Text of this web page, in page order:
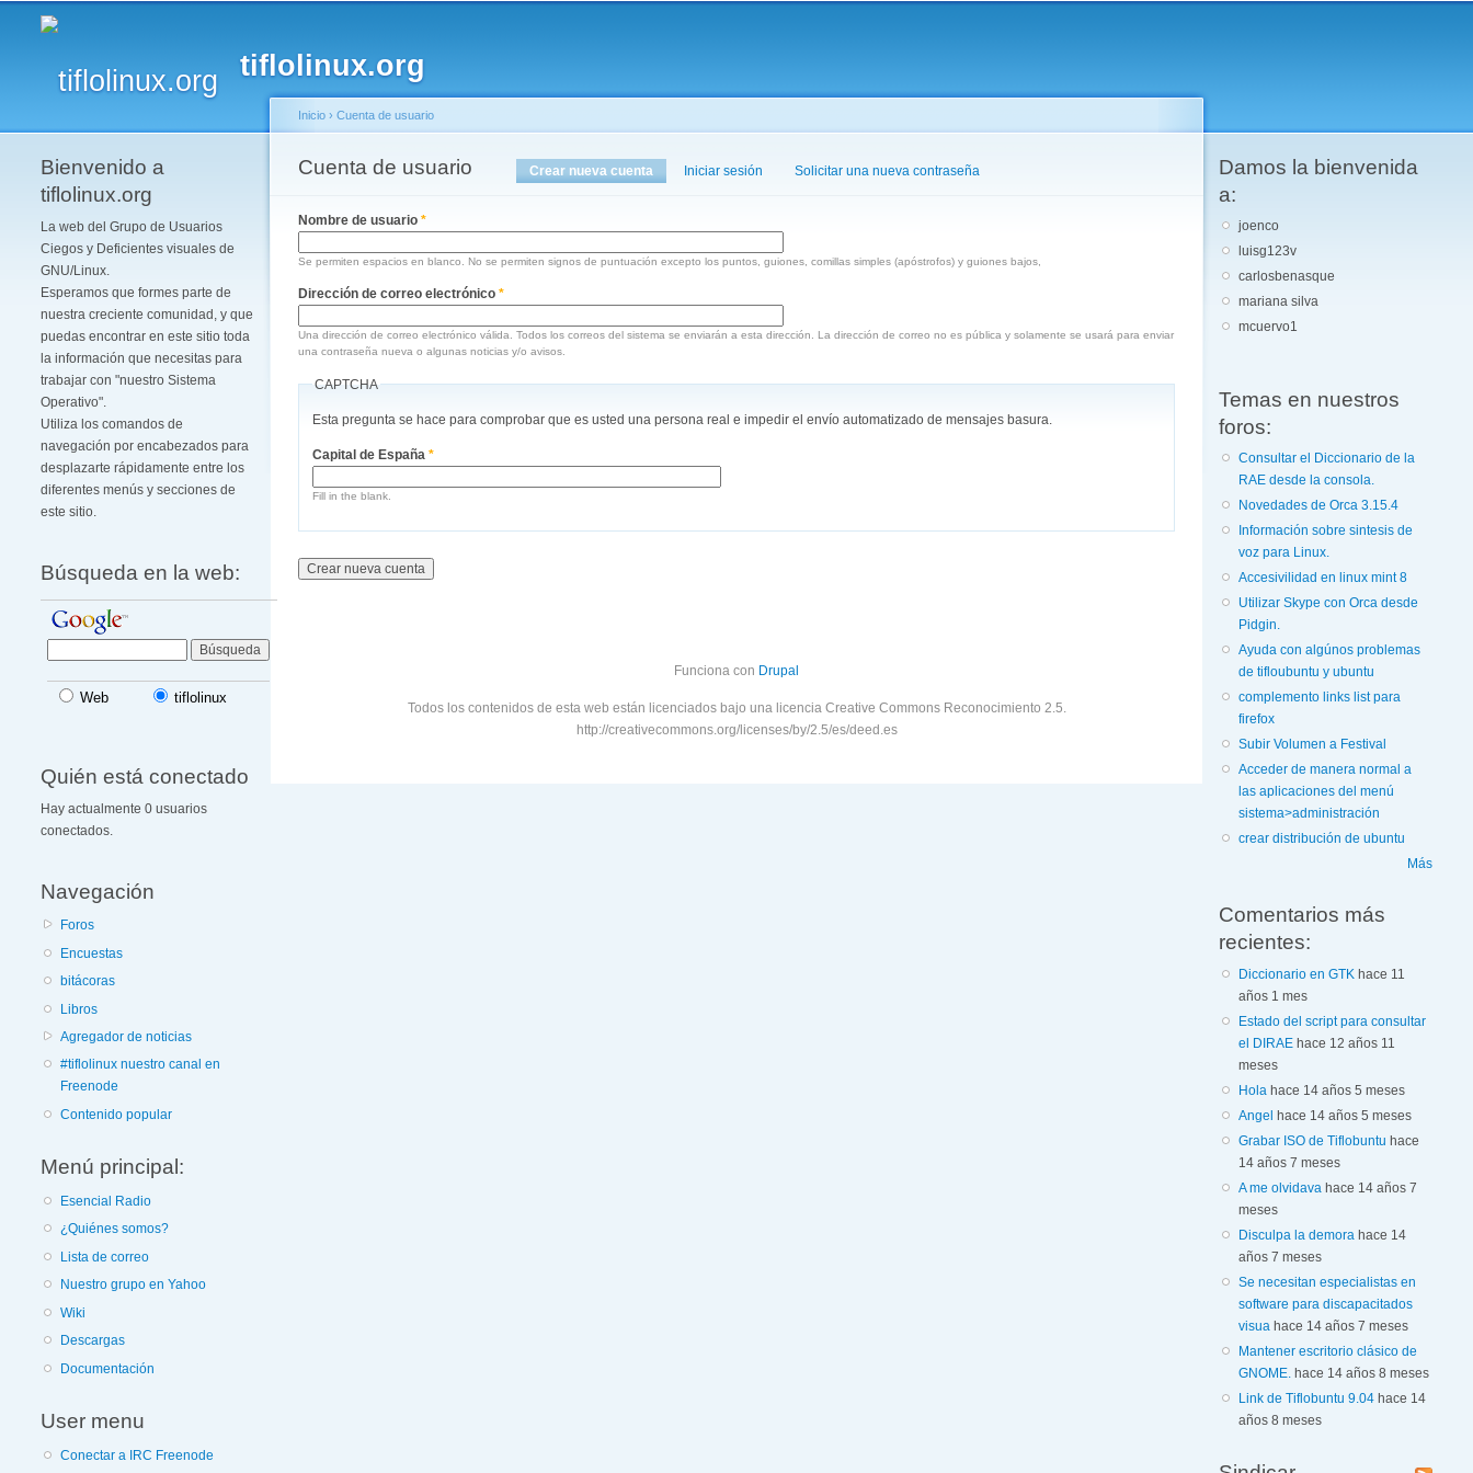
tiflolinux.org
Bienvenido a
tiflolinux.org
La web del Grupo de Usuarios
Ciegos y Deficientes visuales de
GNU/Linux.
Esperamos que formes parte de
nuestra creciente comunidad, y que
puedas encontrar en este sitio toda
la información que necesitas para
trabajar con "nuestro Sistema
Operativo".
Utiliza los comandos de
navegación por encabezados para
desplazarte rápidamente entre los
diferentes menús y secciones de
este sitio.
Búsqueda en la web:
Web tiflolinux
Quién está conectado
Hay actualmente 0 usuarios
conectados.
Navegación
Foros
Encuestas
bitácoras
Libros
Agregador de noticias
#tiflolinux nuestro canal en
Freenode
Contenido popular
Menú principal:
Esencial Radio
¿Quiénes somos?
Lista de correo
Nuestro grupo en Yahoo
Wiki
Descargas
Documentación
User menu
Conectar a IRC Freenode
Se encuentra usted aquí
Inicio › Cuenta de usuario
Cuenta de usuario
Solapas principales Crear nueva cuenta (solapa activa)
Iniciar sesión Solicitar una nueva contraseña
Nombre de usuario *
Se permiten espacios en blanco. No se permiten signos de puntuación excepto los puntos, guiones, comillas simples (apóstrofos) y guiones bajos,
Dirección de correo electrónico *
Una dirección de correo electrónico válida. Todos los correos del sistema se enviarán a esta dirección. La dirección de correo no es pública y solamente se usará para enviar
una contraseña nueva o algunas noticias y/o avisos.
CAPTCHA
Esta pregunta se hace para comprobar que es usted una persona real e impedir el envío automatizado de mensajes basura.
Capital de España*
Fill in the blank.
Funciona con Drupal
Todos los contenidos de esta web están licenciados bajo una licencia Creative Commons Reconocimiento 2.5.
http://creativecommons.org/licenses/by/2.5/es/deed.es
Damos la bienvenida
a:
joenco
luisg123v
carlosbenasque
mariana silva
mcuervo1
Temas en nuestros
foros:
Consultar el Diccionario de la
RAE desde la consola.
Novedades de Orca 3.15.4
Información sobre sintesis de
voz para Linux.
Accesivilidad en linux mint 8
Utilizar Skype con Orca desde
Pidgin.
Ayuda con algúnos problemas
de tifloubuntu y ubuntu
complemento links list para
firefox
Subir Volumen a Festival
Acceder de manera normal a
las aplicaciones del menú
sistema>administración
crear distribución de ubuntu
Más
Comentarios más
recientes:
Diccionario en GTK hace 11
años 1 mes
Estado del script para consultar
el DIRAE hace 12 años 11
meses
Hola hace 14 años 5 meses
Angel hace 14 años 5 meses
Grabar ISO de Tiflobuntu hace
14 años 7 meses
A me olvidava hace 14 años 7
meses
Disculpa la demora hace 14
años 7 meses
Se necesitan especialistas en
software para discapacitados
visua hace 14 años 7 meses
Mantener escritorio clásico de
GNOME. hace 14 años 8 meses
Link de Tiflobuntu 9.04 hace 14
años 8 meses